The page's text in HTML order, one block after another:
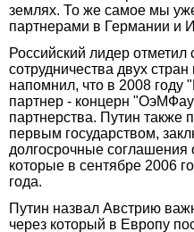
землях. То же самое мы
партнерами в Германии и
Российский лидер отметил
сотрудничества двух
напомнил, что в 2008 году
партнер - концерн
партнерства. Путин также
первым государством,
долгосрочные соглашения
которые в сентябре 2006
года.
Путин назвал Австрию
через который в Европу